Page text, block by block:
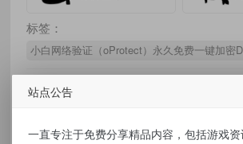
标签：
小白网络验证（oProtect）永久免费一键加密
免责声明：
站点公告
一直专注于免费分享精品内容，包括游戏